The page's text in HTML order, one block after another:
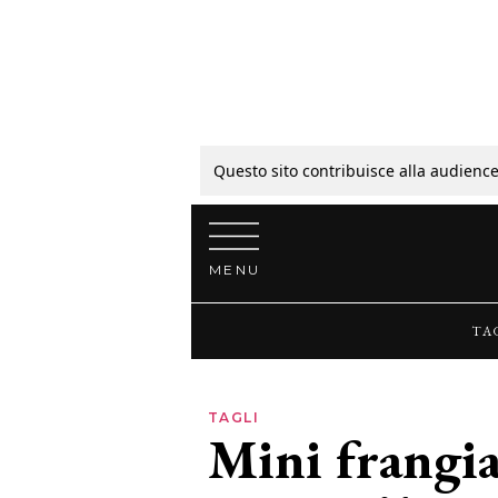
Questo sito contribuisce alla
Vai al contenuto
MENU
TAGLI
Mini